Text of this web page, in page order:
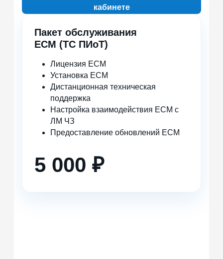
Пакет обслуживания
ЕСМ (ТС ПИоТ)
Лицензия ЕСМ
Установка ЕСМ
Дистанционная техническая
поддержка
Настройка взаимодействия ЕСМ с
ЛМ ЧЗ
Предоставление обновлений ЕСМ
5 000 ₽
кабинете